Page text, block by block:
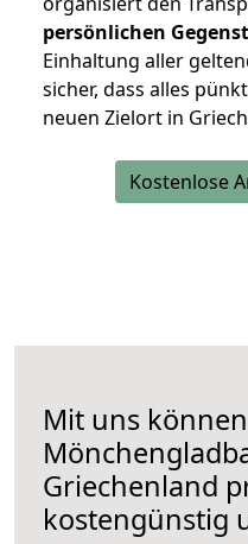
persönlichen
Einhaltung aller
sicher, dass alles
neuen Zielort in
Kostenlose
Mit uns
Griechenland
kostengünstig